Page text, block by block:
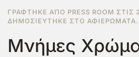
ΓΡΆΦΤΗΚΕ ΑΠΌ PRESS ROOM ΣΤΙΣ
ΔΗΜΟΣΙΕΎΤΗΚΕ ΣΤΟ ΑΦΙΕΡΏΜΑΤΑ.
Μνήμες